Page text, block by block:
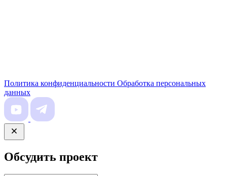
Политика конфиденциальности Обработка персональных
данных
Обсудить проект